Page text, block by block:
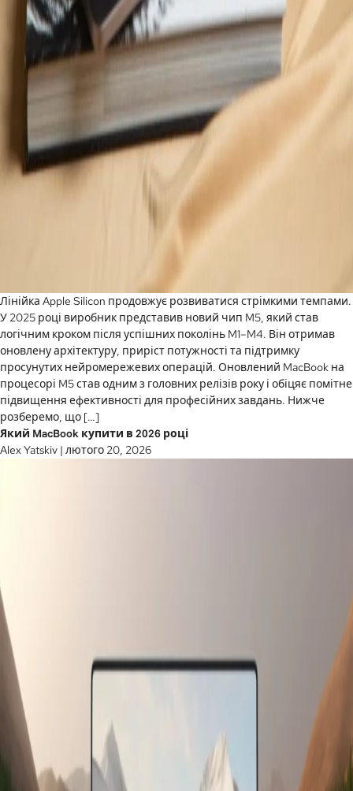
Лінійка Apple Silicon продовжує розвиватися стрімкими темпами.
У 2025 році виробник представив новий чип M5, який став
логічним кроком після успішних поколінь M1–M4. Він отримав
оновлену архітектуру, приріст потужності та підтримку
просунутих нейромережевих операцій. Оновлений MacBook на
процесорі M5 став одним з головних релізів року і обіцяє помітне
підвищення ефективності для професійних завдань. Нижче
розберемо, що […]
Який MacBook купити в 2026 році
Alex Yatskiv | лютого 20, 2026